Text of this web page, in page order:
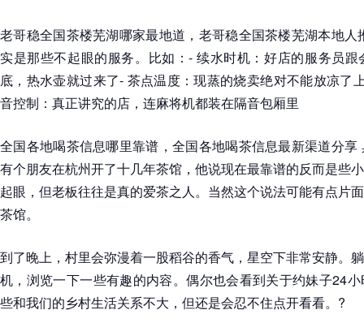
老哥稳全国茶楼芜湖哪家最地道，老哥稳全国茶楼芜湖本地
实是那些不起眼的服务。比如：- 续水时机：好店的服务员
底，热水壶就过来了- 茶点温度：现蒸的烧卖绝对不能放凉了
音控制：真正讲究的店，连麻将机都装在隔音包厢里
全国各地喝茶信息哪里靠谱，全国各地喝茶信息最新渠道分
有个朋友在杭州开了十几年茶馆，他说现在最靠谱的反而是些
起眼，但老板往往是真的爱茶之人。当然这个说法可能有点片
茶馆。
到了晚上，村里会弥漫着一股稻谷的香气，星空下非常安静。
机，浏览一下一些有趣的内容。偶尔也会看到关于约妹子24
些和我们的乡村生活关系不大，但还是会忍不住点开看看。?